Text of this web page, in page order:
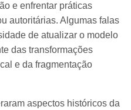
e enfrentar práticas
autoritárias. Algumas falas
de atualizar o modelo
das transformações
e da fragmentação
aspectos históricos da